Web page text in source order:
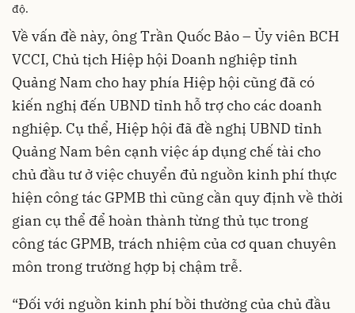
độ.
Về vấn đề này, ông Trần Quốc Bảo – Ủy viên BCH
VCCI, Chủ tịch Hiệp hội Doanh nghiệp tỉnh
Quảng Nam cho hay phía Hiệp hội cũng đã có
kiến nghị đến UBND tỉnh hỗ trợ cho các doanh
nghiệp. Cụ thể, Hiệp hội đã đề nghị UBND tỉnh
Quảng Nam bên cạnh việc áp dụng chế tài cho
chủ đầu tư ở việc chuyển đủ nguồn kinh phí thực
hiện công tác GPMB thì cũng cần quy định về thời
gian cụ thể để hoàn thành từng thủ tục trong
công tác GPMB, trách nhiệm của cơ quan chuyên
môn trong trường hợp bị chậm trễ.
“Đối với nguồn kinh phí bồi thường của chủ đầu